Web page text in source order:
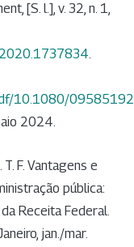
[S. l.], v. 32, n. 1,
.
10.1080/
2024.
T. F. Vantagens e
pública:
Receita Federal.
jan./mar.